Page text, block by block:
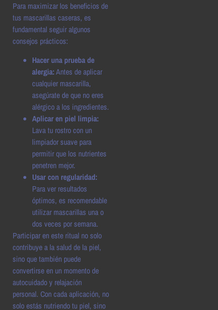
Para maximizar los beneficios de
tus mascarillas caseras, es
fundamental seguir algunos
consejos prácticos:
Hacer una prueba de
alergia:Antes de aplicar
cualquier mascarilla,
asegúrate de que no eres
alérgico a los ingredientes.
Aplicar en piel limpia:
Lava tu rostro con un
limpiador suave para
permitir que los nutrientes
penetren mejor.
Usar con regularidad:
Para ver resultados
óptimos, es recomendable
utilizar mascarillas una o
dos veces por semana.
Participar en este ritual no solo
contribuye a la salud de la piel,
sino que también puede
convertirse en un momento de
autocuidado y relajación
personal. Con cada aplicación, no
solo estás nutriendo tu piel, sino